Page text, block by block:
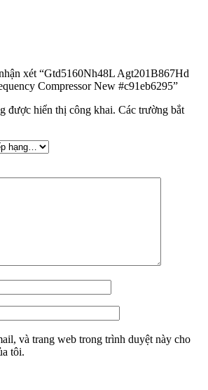
xét “Gtd5160Nh48L Agt201B867Hd
Compressor New #c91eb6295”
được hiển thị công khai. Các trường bắt
và trang web trong trình duyệt này cho
tôi.